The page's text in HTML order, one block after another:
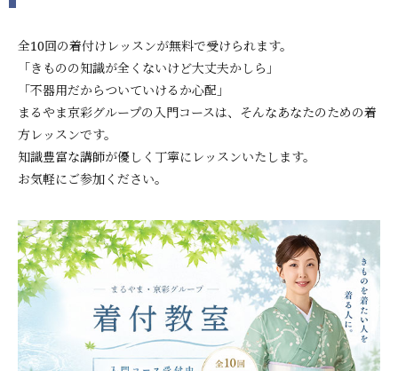
全10回の着付けレッスンが無料で受けられます。
「きものの知識が全くないけど大丈夫かしら」
「不器用だからついていけるか心配」
まるやま京彩グループの入門コースは、そんなあなたのための着
方レッスンです。
知識豊富な講師が優しく丁寧にレッスンいたします。
お気軽にご参加ください。